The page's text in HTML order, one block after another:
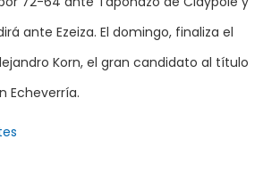
ante Ezeiza. El domingo, finaliza el
Korn, el gran candidato al título
Echeverría.